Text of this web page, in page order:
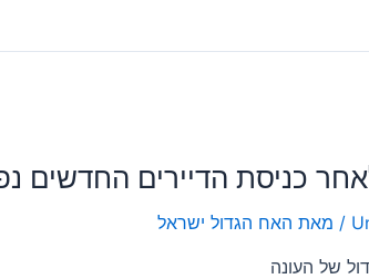
כניסת הדיירים החדשים
/ מאת האח הגדול ישראל
של העונה